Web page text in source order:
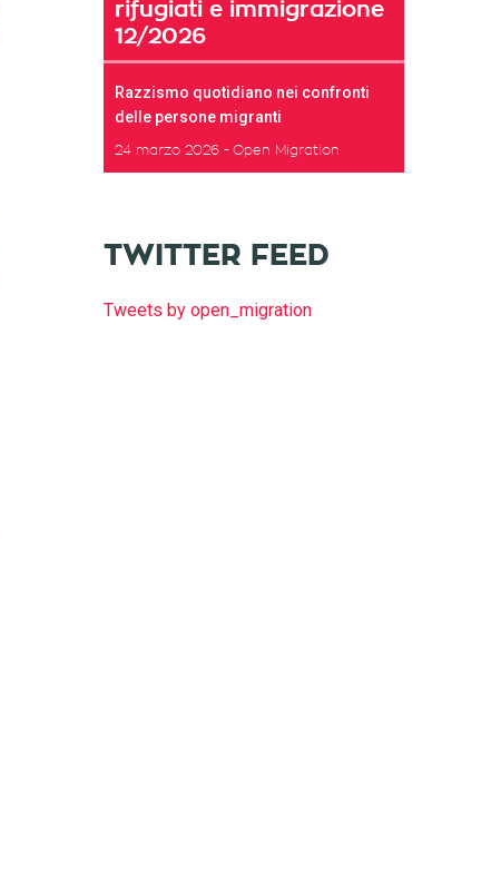
rifugiati e immigrazione
12/2026
Razzismo quotidiano nei confronti
delle persone migranti
24 marzo 2026 Open Migration
TWITTER FEED
Tweets by open_migration